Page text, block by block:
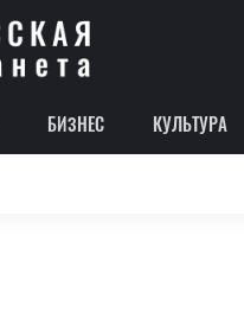
БИЗНЕС КУЛЬТУРА